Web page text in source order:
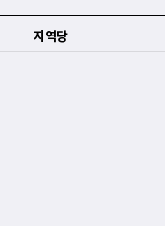
지역당